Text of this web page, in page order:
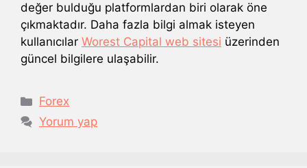
değer bulduğu platformlardan biri olarak öne
çıkmaktadır. Daha fazla bilgi almak isteyen
kullanıcılar Worest Capital web sitesi üzerinden
güncel bilgilere ulaşabilir.
Kategoriler
Forex
Yorum yap